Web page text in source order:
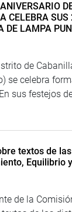
CELEBRA
DE LAMPA
de
se celebra
sus festejos
textos de
Equilibrio
de la